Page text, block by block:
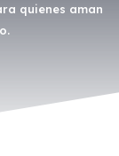
quienes aman